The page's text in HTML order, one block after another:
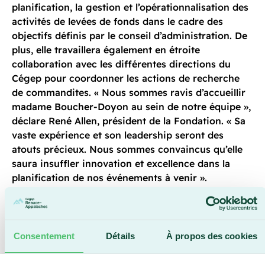
Consentement Détails À propos des cookies
planification, la gestion et l’opérationnalisation des
activités de levées de fonds dans le cadre des
objectifs définis par le conseil d’administration. De
plus, elle travaillera également en étroite
collaboration avec les différentes directions du
Cégep pour coordonner les actions de recherche
de commandites. « Nous sommes ravis d’accueillir
madame Boucher-Doyon au sein de notre équipe »,
déclare René Allen, président de la Fondation. « Sa
vaste expérience et son leadership seront des
atouts précieux. Nous sommes convaincus qu’elle
saura insuffler innovation et excellence dans la
planification de nos événements à venir ».
mon expérience et mes compétences en logistique,
organisation, gestion et coordination pour